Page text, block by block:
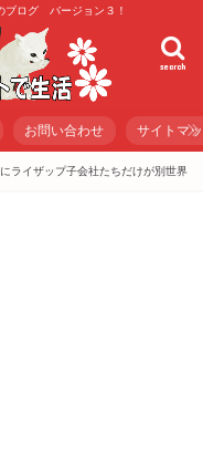
ブログ バージョン３！
search
お問い合わせ サイトマ
ライザップ子会社たちだけが別世界